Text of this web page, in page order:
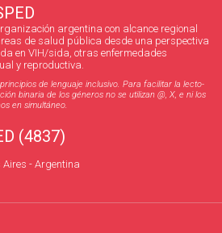
argentina con alcance regional
de salud pública desde una perspectiva
en VIH/sida, otras enfermedades
y reproductiva.
de lenguaje inclusivo. Para facilitar la lecto-
binaria de los géneros no se utilizan @, X, e ni los
en simultáneo.
(4837)
Aires - Argentina